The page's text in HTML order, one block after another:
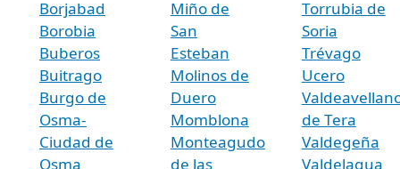
Borjabad
Borobia
Buberos
Buitrago
Burgo de
Osma-
Ciudad de
Osma
Miño de
San
Esteban
Molinos de
Duero
Momblona
Monteagudo
de las
Torrubia de
Soria
Trévago
Ucero
de Tera
Valdegeña
Valdelagua